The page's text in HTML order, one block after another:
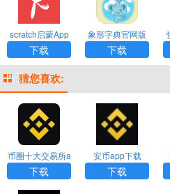
scratch启蒙App
安卓版下载
下载
象形字典官网版
下载
下载
猜您喜欢:
币圈十大交易所a
pp下载
下载
安币app下载
下载